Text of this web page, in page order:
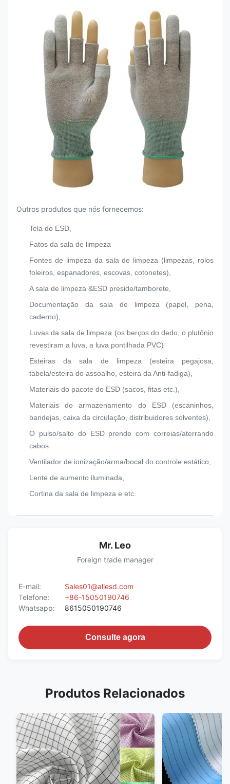
Outros produtos que nós fornecemos:
Tela do ESD,
Fatos da sala de limpeza
Fontes de limpeza da sala de limpeza (limpezas, rolos
foleiros, espanadores, escovas, cotonetes),
A sala de limpeza &ESD preside/tamborete,
Documentação da sala de limpeza (papel, pena,
caderno),
Luvas da sala de limpeza (os berços do dedo, o plutônio
revestiram a luva, a luva pontilhada PVC)
Esteiras da sala de limpeza (esteira pegajosa,
tabela/esteira do assoalho, esteira da Anti-fadiga),
Materiais do pacote do ESD (sacos, fitas etc.),
Materiais do armazenamento do ESD (escaninhos,
bandejas, caixa da circulação, distribuidores solventes),
O pulso/salto do ESD prende com correias/aterrando
cabos.
Ventilador de ionização/arma/bocal do controle estático,
Lente de aumento iluminada,
Cortina da sala de limpeza e etc.
Mr. Leo
Foreign trade manager
E-mail:
Sales01@allesd.com
Telefone:
+86-15050190746
Whatsapp:
8615050190746
Consulte agora
Produtos Relacionados